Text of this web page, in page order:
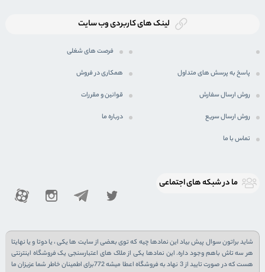
لینک های کاربردی وب سایت
فرصت های شغلی
پاسخ به پرسش های متداول همکاری در فروش
روش ارسال سفارش قوانین و مقررات
روش ارسال سریع درباره ما
تماس با ما
ما در شبكه های اجتماعی
شاید براتون سوال پیش بیاد این نمادها چیه که توی بعضی از سایت ها یکی ، یا دوتا و یا نهایتا
هر سه تاش باهم وجود داره. این نمادها یکی از ملاک های اعتبارسنجی یک فروشگاه اینترنتی
هست که در صورت تایید از 3 نهاد به فروشگاه اعطا میشه 772برای اطمینان خاطر شما عزیزان ما